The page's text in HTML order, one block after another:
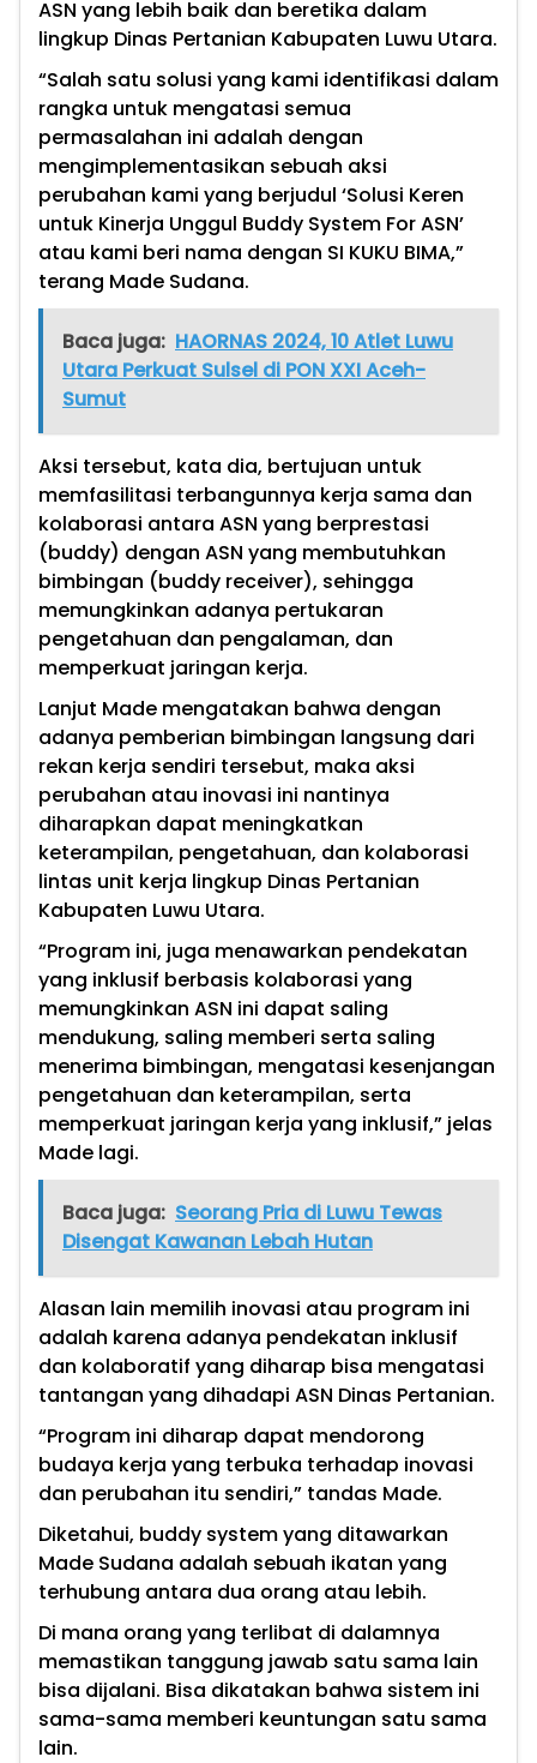
ASN yang lebih baik dan beretika dalam
lingkup Dinas Pertanian Kabupaten Luwu Utara.
“Salah satu solusi yang kami identifikasi dalam
rangka untuk mengatasi semua
permasalahan ini adalah dengan
mengimplementasikan sebuah aksi
perubahan kami yang berjudul ‘Solusi Keren
untuk Kinerja Unggul Buddy System For ASN’
atau kami beri nama dengan SI KUKU BIMA,”
terang Made Sudana.
Baca juga: HAORNAS 2024, 10 Atlet Luwu
Utara Perkuat Sulsel di PON XXI Aceh-
Sumut
Aksi tersebut, kata dia, bertujuan untuk
memfasilitasi terbangunnya kerja sama dan
kolaborasi antara ASN yang berprestasi
(buddy) dengan ASN yang membutuhkan
bimbingan (buddy receiver), sehingga
memungkinkan adanya pertukaran
pengetahuan dan pengalaman, dan
memperkuat jaringan kerja.
Lanjut Made mengatakan bahwa dengan
adanya pemberian bimbingan langsung dari
rekan kerja sendiri tersebut, maka aksi
perubahan atau inovasi ini nantinya
diharapkan dapat meningkatkan
keterampilan, pengetahuan, dan kolaborasi
lintas unit kerja lingkup Dinas Pertanian
Kabupaten Luwu Utara.
“Program ini, juga menawarkan pendekatan
yang inklusif berbasis kolaborasi yang
memungkinkan ASN ini dapat saling
mendukung, saling memberi serta saling
menerima bimbingan, mengatasi kesenjangan
pengetahuan dan keterampilan, serta
memperkuat jaringan kerja yang inklusif,” jelas
Made lagi.
Baca juga: Seorang Pria di Luwu Tewas
Disengat Kawanan Lebah Hutan
Alasan lain memilih inovasi atau program ini
adalah karena adanya pendekatan inklusif
dan kolaboratif yang diharap bisa mengatasi
tantangan yang dihadapi ASN Dinas Pertanian.
“Program ini diharap dapat mendorong
budaya kerja yang terbuka terhadap inovasi
dan perubahan itu sendiri,” tandas Made.
Diketahui, buddy system yang ditawarkan
Made Sudana adalah sebuah ikatan yang
terhubung antara dua orang atau lebih.
Di mana orang yang terlibat di dalamnya
memastikan tanggung jawab satu sama lain
bisa dijalani. Bisa dikatakan bahwa sistem ini
sama-sama memberi keuntungan satu sama
lain.